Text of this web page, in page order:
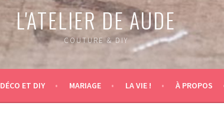
L'ATELIER DE AUDE
COUTURE & DIY
DÉCO ET DIY MARIAGE LA VIE ! À PROPOS